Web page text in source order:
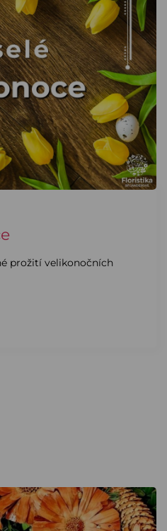
prožití velikonočních